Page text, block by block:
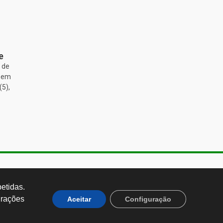
CEP: 01251-001
Aceitar Configuração